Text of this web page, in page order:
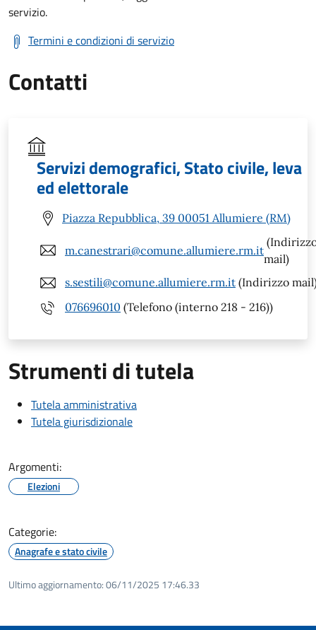
servizio.
Termini e condizioni di servizio
Contatti
Servizi demografici, Stato civile, leva
ed elettorale
Piazza Repubblica, 39 00051 Allumiere (RM)
m.canestrari@comune.allumiere.rm.it
mail)
s.sestili@comune.allumiere.rm.it (Indirizzo
076696010 (Telefono (interno 218 - 216))
Strumenti di tutela
Tutela amministrativa
Tutela giurisdizionale
Argomenti:
Elezioni
Categorie:
Anagrafe e stato civile
Ultimo aggiornamento:06/11/2025 17:46.33